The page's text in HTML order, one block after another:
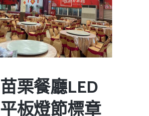
苗栗餐廳LED
平板燈節標章